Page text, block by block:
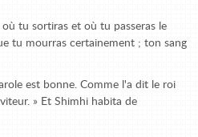
tu sortiras et où tu passeras le
tu mourras certainement ; ton sang
est bonne. Comme l'a dit le roi
» Et Shimhi habita de